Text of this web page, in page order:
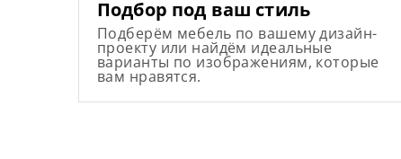
Подбор под ваш стиль
Подберём мебель по вашему дизайн-
проекту или найдём идеальные
варианты по изображениям, которые
вам нравятся.